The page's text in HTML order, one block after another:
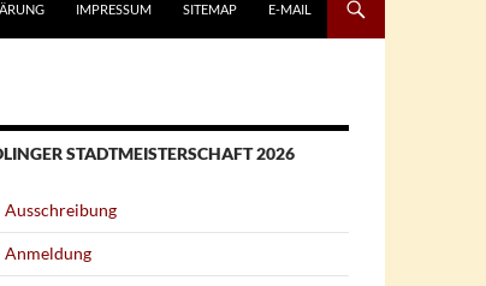
IMPRESSUM SITEMAP E-MAIL
STADTMEISTERSCHAFT 2026
Ausschreibung
Anmeldung